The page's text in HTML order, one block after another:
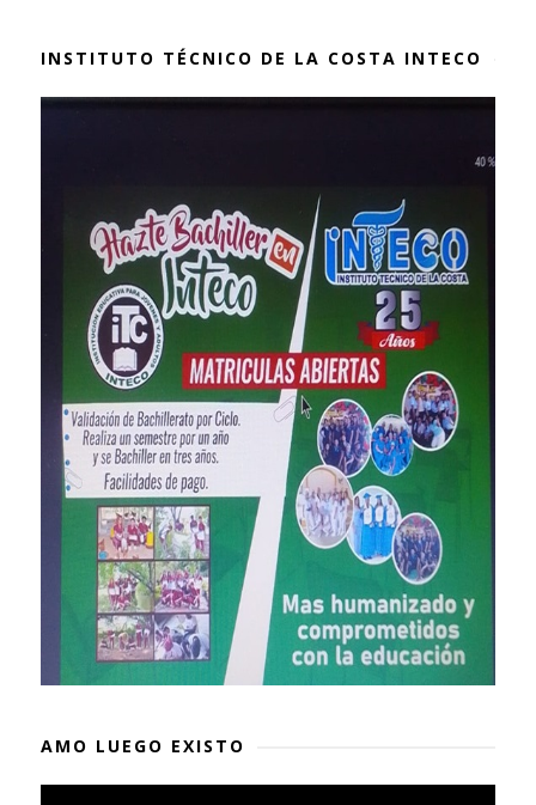
INSTITUTO TÉCNICO DE LA COSTA INTECO
AMO LUEGO EXISTO